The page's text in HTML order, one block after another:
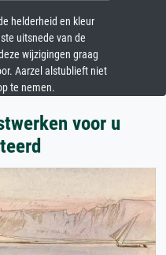
helderheid en kleur
uitsnede van de
wijzigingen graag
Aarzel alstublieft niet
te nemen.
voor u